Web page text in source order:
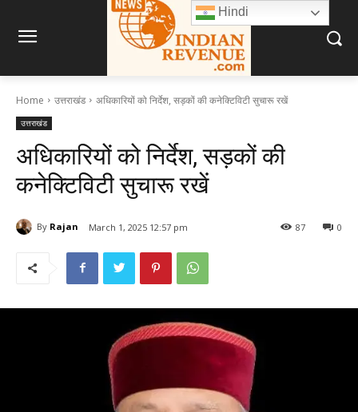
Home उत्तराखंड अधिकारियों को निर्देश, सड़कों की कनेक्टिविटी सुचारू रखें
उत्तराखंड
अधिकारियों को निर्देश, सड़कों की
कनेक्टिविटी सुचारू रखें
By Rajan March 1, 2025 12:57 pm 0
87
Hindi